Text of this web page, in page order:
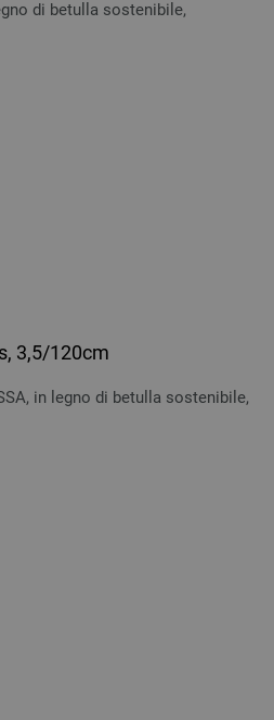
di betulla sostenibile,
3,5/120cm
in legno di betulla sostenibile,